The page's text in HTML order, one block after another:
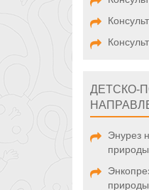
ДЕТСКО-
Энурез
природы
природы